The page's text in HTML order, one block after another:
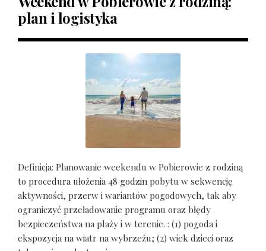
plan i logistyka
Definicja: Planowanie weekendu w Pobierowie z rodziną
to procedura ułożenia 48 godzin pobytu w sekwencję
aktywności, przerw i wariantów pogodowych, tak aby
ograniczyć przeładowanie programu oraz błędy
bezpieczeństwa na plaży i w terenie. : (1) pogoda i
ekspozycja na wiatr na wybrzeżu; (2) wiek dzieci oraz